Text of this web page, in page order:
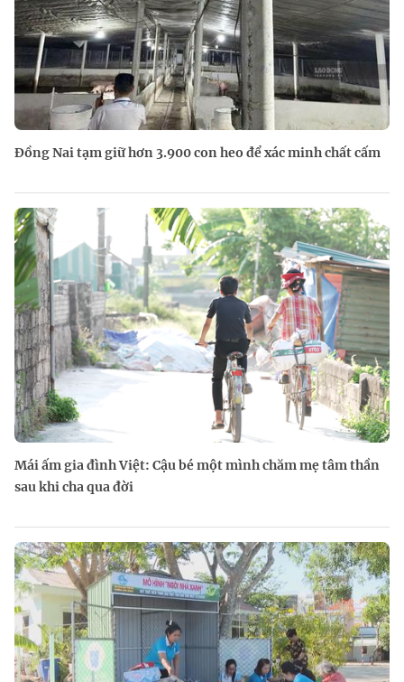
Đồng Nai tạm giữ hơn 3.900 con heo để xác minh chất cấm
Mái ấm gia đình Việt: Cậu bé một mình chăm mẹ tâm thần
sau khi cha qua đời